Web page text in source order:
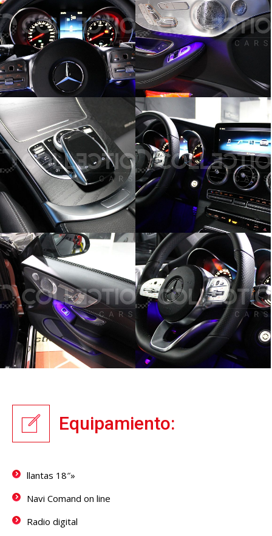
Equipamiento:
llantas 18″»
Navi Comand on line
Radio digital